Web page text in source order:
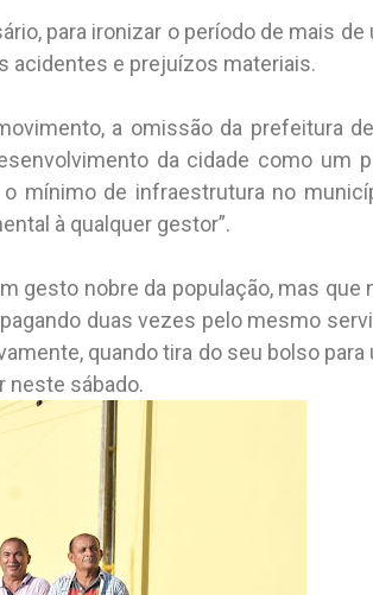
para ironizar o período de mais de
acidentes e prejuízos materiais.
a omissão da prefeitura
da cidade como um
mínimo de infraestrutura no
à qualquer gestor”.
gesto nobre da população, mas que
duas vezes pelo mesmo
quando tira do seu bolso para
neste sábado.